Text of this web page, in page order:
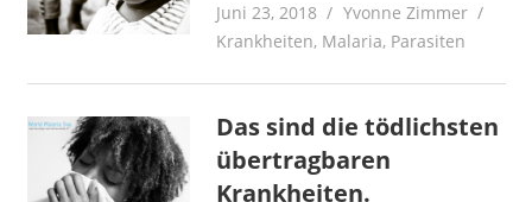
Juni 23, 2018
Yvonne Zimmer
Krankheiten, Malaria, Parasiten
Das sind die tödlichsten
übertragbaren
Krankheiten.